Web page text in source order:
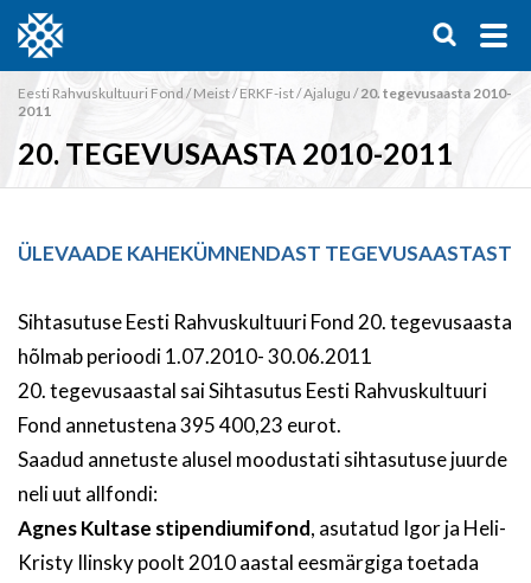
Eesti Rahvuskultuuri Fond /Meist/ERKF-ist/Ajalugu /20. tegevusaasta 2010-
2011
20. TEGEVUSAASTA 2010-2011
ÜLEVAADE KAHEKÜMNENDAST TEGEVUSAASTAST
Sihtasutuse Eesti Rahvuskultuuri Fond 20. tegevusaasta
hõlmab perioodi 1.07.2010- 30.06.2011
20. tegevusaastal sai Sihtasutus Eesti Rahvuskultuuri
Fond annetustena 395 400,23 eurot.
Saadud annetuste alusel moodustati sihtasutuse juurde
neli uut allfondi:
Agnes Kultase stipendiumifond, asutatud Igor ja Heli-
Kristy Ilinsky poolt 2010 aastal eesmärgiga toetada